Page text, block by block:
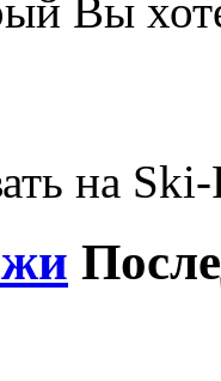
Вы
на